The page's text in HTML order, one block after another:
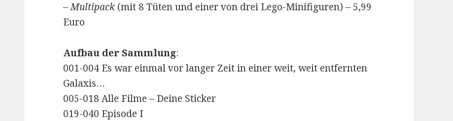
–Multipack(mit 8 Tüten und einer von drei Lego-Minifiguren) – 5,99
Euro
Aufbau der Sammlung:
001-004 Es war einmal vor langer Zeit in einer weit, weit entfernten
Galaxis…
005-018 Alle Filme – Deine Sticker
019-040 Episode I